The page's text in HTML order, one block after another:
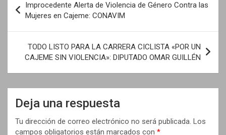
v
Improcedente Alerta de Violencia de Género Contra las
Mujeres en Cajeme: CONAVIM
TODO LISTO PARA LA CARRERA CICLISTA «POR UN
CAJEME SIN VIOLENCIA»: DIPUTADO OMAR GUILLÉN
Deja una respuesta
Tu dirección de correo electrónico no será publicada. Los
campos obligatorios están marcados con *